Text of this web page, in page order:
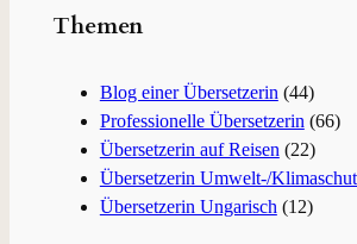
Themen
Blog einer Übersetzerin (44)
Professionelle Übersetzerin (66)
Übersetzerin auf Reisen (22)
Übersetzerin Umwelt-/
Übersetzerin Ungarisch (12)